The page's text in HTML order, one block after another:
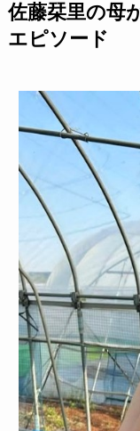
佐藤栞里の母
エピソード